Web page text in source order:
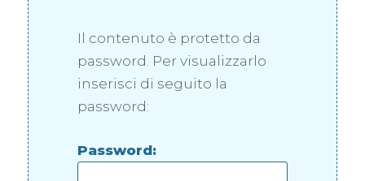
Il contenuto è protetto da
password. Per visualizzarlo
inserisci di seguito la
password:
Password: